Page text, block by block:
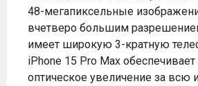
48-мегапиксельные
вчетверо большим
имеет широкую 3-кратную
iPhone 15 Pro Max
оптическое увеличение за всю